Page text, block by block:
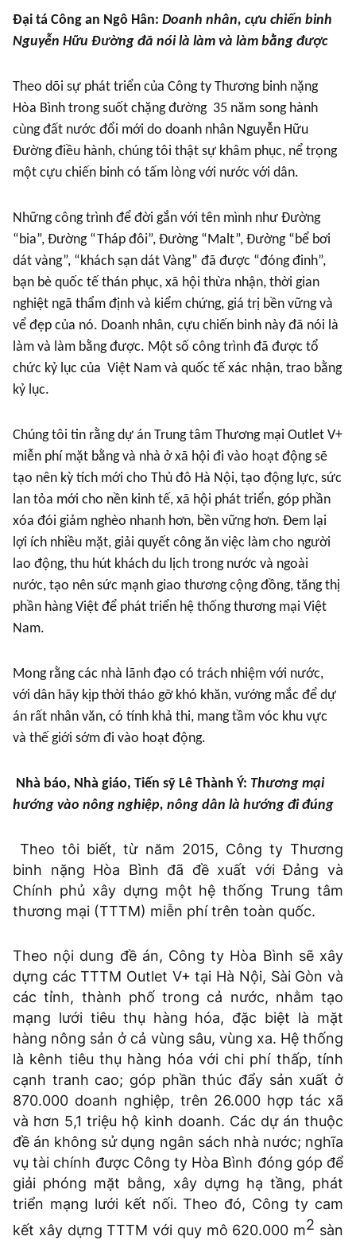
Đại tá Công an Ngô Hân: Doanh nhân, cựu chiến binh
Nguyễn Hữu Đường đã nói là làm và làm bằng được
Theo dõi sự phát triển của Công ty Thương binh nặng
Hòa Bình trong suốt chặng đường 35 năm song hành
cùng đất nước đổi mới do doanh nhân Nguyễn Hữu
Đường điều hành, chúng tôi thật sự khâm phục, nể trọng
một cựu chiến binh có tấm lòng với nước với dân.
Những công trình để đời gắn với tên mình như Đường
“bia”, Đường “Tháp đôi”, Đường “Malt”, Đường “bể bơi
dát vàng”, “khách sạn dát Vàng” đã được “đóng đinh”,
bạn bè quốc tế thán phục, xã hội thừa nhận, thời gian
nghiệt ngã thẩm định và kiểm chứng, giá trị bền vững và
vể đẹp của nó. Doanh nhân, cựu chiến binh này đã nói là
làm và làm bằng được. Một số công trình đã được tổ
chức kỷ lục của Việt Nam và quốc tế xác nhận, trao bằng
kỷ lục.
Chúng tôi tin rằng dự án Trung tâm Thương mại Outlet V+
miễn phí mặt bằng và nhà ở xã hội đi vào hoạt động sẽ
tạo nên kỳ tích mới cho Thủ đô Hà Nội, tạo động lực, sức
lan tỏa mới cho nền kinh tế, xã hội phát triển, góp phần
xóa đói giảm nghèo nhanh hơn, bền vững hơn. Đem lại
lợi ích nhiều mặt, giải quyết công ăn việc làm cho người
lao động, thu hút khách du lịch trong nước và ngoài
nước, tạo nên sức mạnh giao thương cộng đồng, tăng thị
phần hàng Việt để phát triển hệ thống thương mại Việt
Nam.
Mong rằng các nhà lãnh đạo có trách nhiệm với nước,
với dân hãy kịp thời tháo gỡ khó khăn, vướng mắc để dự
án rất nhân văn, có tính khả thi, mang tầm vóc khu vực
và thế giới sớm đi vào hoạt động.
Nhà báo, Nhà giáo, Tiến sỹ Lê Thành Ý: Thương mại
hướng vào nông nghiệp, nông dân là hướng đi đúng
Theo tôi biết, từ năm 2015, Công ty Thương
binh nặng Hòa Bình đã đề xuất với Đảng và
Chính phủ xây dựng một hệ thống Trung tâm
thương mại (TTTM) miễn phí trên toàn quốc.
Theo nội dung đề án, Công ty Hòa Bình sẽ xây
dựng các TTTM Outlet V+ tại Hà Nội, Sài Gòn và
các tỉnh, thành phố trong cả nước, nhằm tạo
mạng lưới tiêu thụ hàng hóa, đặc biệt là mặt
hàng nông sản ở cả vùng sâu, vùng xa. Hệ thống
là kênh tiêu thụ hàng hóa với chi phí thấp, tính
cạnh tranh cao; góp phần thúc đẩy sản xuất ở
870.000 doanh nghiệp, trên 26.000 hợp tác xã
và hơn 5,1 triệu hộ kinh doanh. Các dự án thuộc
đề án không sử dụng ngân sách nhà nước; nghĩa
vụ tài chính được Công ty Hòa Bình đóng góp để
giải phóng mặt bằng, xây dựng hạ tầng, phát
triển mạng lưới kết nối. Theo đó, Công ty cam
kết xây dựng TTTM với quy mô 620.000 m2 sàn